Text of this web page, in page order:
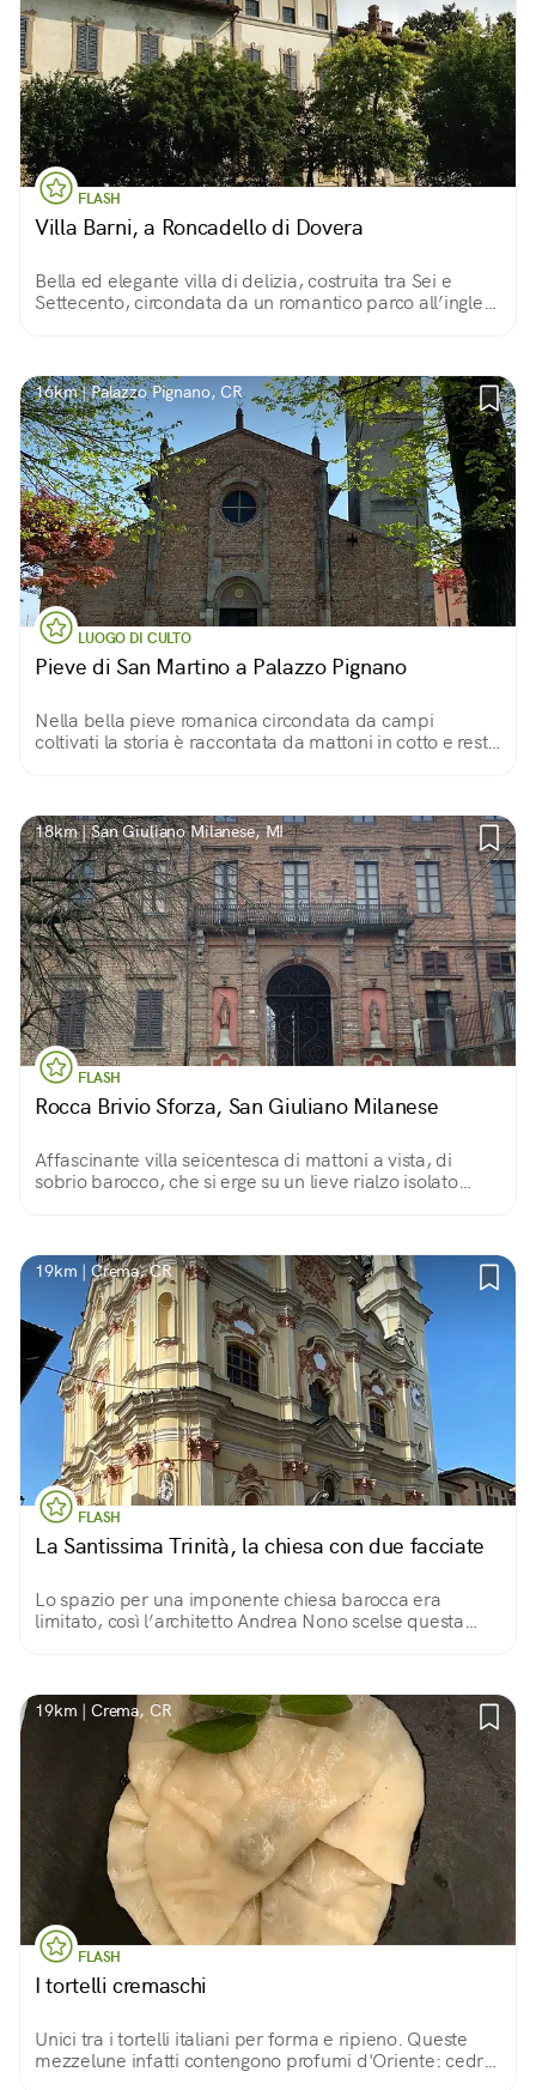
FLASH
Villa Barni, a Roncadello di Dovera
Bella ed elegante villa di delizia, costruita tra Sei e
Settecento, circondata da un romantico parco all’inglese
16km | Palazzo Pignano, CR
LUOGO DI CULTO
Pieve di San Martino a Palazzo Pignano
Nella bella pieve romanica circondata da campi
coltivati la storia è raccontata da mattoni in cotto e resti
18km | San Giuliano Milanese, MI
FLASH
Rocca Brivio Sforza, San Giuliano Milanese
Affascinante villa seicentesca di mattoni a vista, di
sobrio barocco, che si erge su un lieve rialzo isolato
19km | Crema, CR
FLASH
La Santissima Trinità, la chiesa con due facciate
Lo spazio per una imponente chiesa barocca era
limitato, così l’architetto Andrea Nono scelse questa
19km | Crema, CR
FLASH
I tortelli cremaschi
Unici tra i tortelli italiani per forma e ripieno. Queste
mezzelune infatti contengono profumi d'Oriente: cedro,